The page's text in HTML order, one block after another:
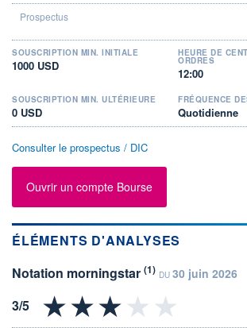
SOUSCRIPTION MIN. INITIALE
1000 USD
HEURE DE
ORDRES
12:00
SOUSCRIPTION MIN. ULTÉRIEURE
0 USD
FRÉQUENCE
Quotidienne
Consulter le prospectus / DIC
Ouvrir un compte Bourse
ÉLÉMENTS D'ANALYSES
Notation morningstar (1) DU 30 juin 2026